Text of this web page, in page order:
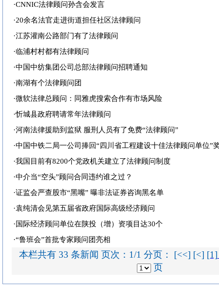
·CNNIC法律顾问孙含会发言
·20余名法官走进街道担任社区法律顾问
·江苏灌南公路部门有了法律顾问
·临浦村村都有法律顾问
·中国中纺集团公司总部法律顾问招聘通知
·南湖有个法律顾问团
·微软法律总顾问：同雅虎搜索合作有市场风险
·忻城县政府聘请常年法律顾问
·河南法律援助到监狱 服刑人员有了免费“法律顾问”
·中国中铁二局一公司捧回“四川省工程建设十佳法律顾问单位”
·我国目前有8200个党政机关建立了法律顾问制度
·中介当“空头”顾问合同违约谁之过？
·证监会严查股市“黑嘴” 曝非法证券咨询黑名单
·袁纯清会见第五届省政府国际高级经济顾问
· 国际经济顾问单位在陕投（增）资项目达30个
·“鲁班会”首批专家顾问团亮相
本栏共有 33 条新闻 页次：1/1 分页： [<<] [<] [1]
页